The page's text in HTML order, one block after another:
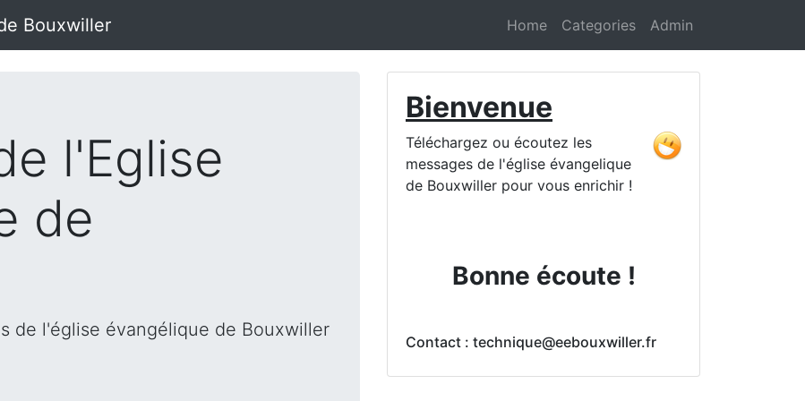
Bouxwiller Home Categories Admin
l'Eglise
de
de l'église évangélique de Bouxwiller
Bienvenue
Téléchargez ou écoutez les
messages de l'église évangelique
de Bouxwiller pour vous enrichir !
Bonne écoute !
Contact : technique@eebouxwiller.fr